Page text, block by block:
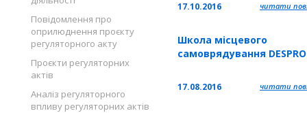
Повідомлення про
оприлюднення проєкту
регуляторного акту
Проєкти регуляторних
актів
Аналіз регуляторного
впливу регуляторних актів
17.10.2016 читати
Школа місцевого
самоврядування DESPRO
17.08.2016 читати